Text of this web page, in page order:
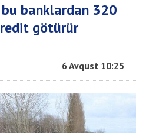
banklardan 320
götürür
6 Avqust 10:25